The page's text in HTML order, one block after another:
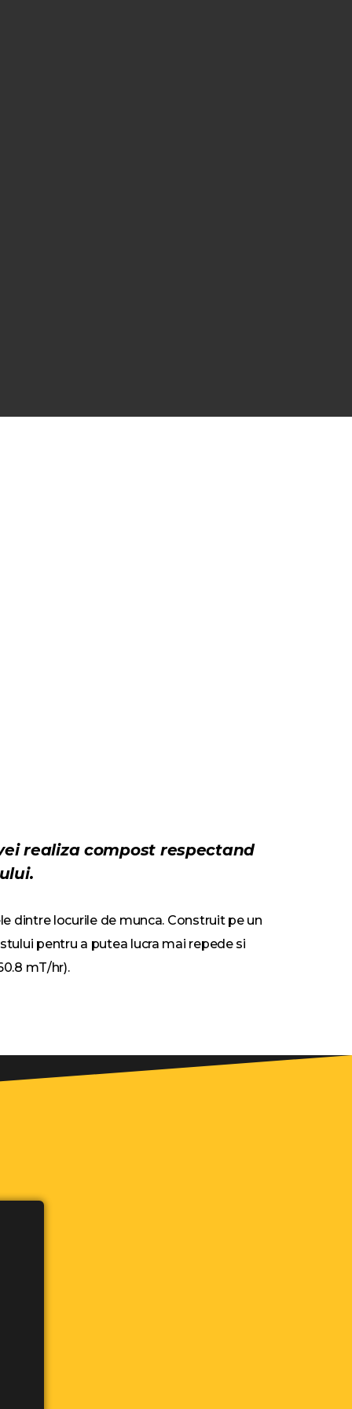
realiza compost respectand
dintre locurile de munca. Construit pe un
pentru a putea lucra mai repede si
mT/hr).